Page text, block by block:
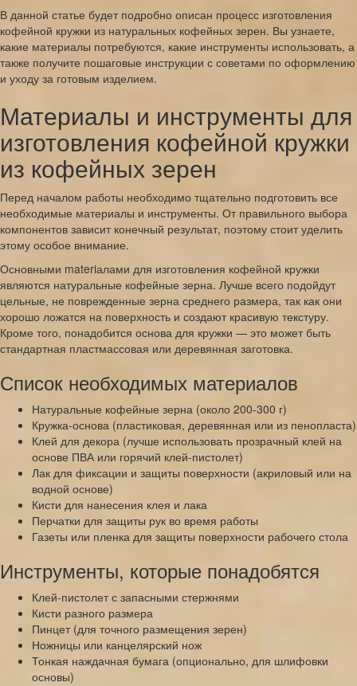
В данной статье будет подробно описан процесс изготовления
кофейной кружки из натуральных кофейных зерен. Вы узнаете,
какие материалы потребуются, какие инструменты использовать, а
также получите пошаговые инструкции с советами по оформлению
и уходу за готовым изделием.
Материалы и инструменты для
изготовления кофейной кружки
из кофейных зерен
Перед началом работы необходимо тщательно подготовить все
необходимые материалы и инструменты. От правильного выбора
компонентов зависит конечный результат, поэтому стоит уделить
этому особое внимание.
Основными materiалами для изготовления кофейной кружки
являются натуральные кофейные зерна. Лучше всего подойдут
цельные, не поврежденные зерна среднего размера, так как они
хорошо ложатся на поверхность и создают красивую текстуру.
Кроме того, понадобится основа для кружки — это может быть
стандартная пластмассовая или деревянная заготовка.
Список необходимых материалов
Натуральные кофейные зерна (около 200-300 г)
Кружка-основа (пластиковая, деревянная или из пенопласта)
Клей для декора (лучше использовать прозрачный клей на
основе ПВА или горячий клей-пистолет)
Лак для фиксации и защиты поверхности (акриловый или на
водной основе)
Кисти для нанесения клея и лака
Перчатки для защиты рук во время работы
Газеты или пленка для защиты поверхности рабочего стола
Инструменты, которые понадобятся
Клей-пистолет с запасными стержнями
Кисти разного размера
Пинцет (для точного размещения зерен)
Ножницы или канцелярский нож
Тонкая наждачная бумага (опционально, для шлифовки
основы)